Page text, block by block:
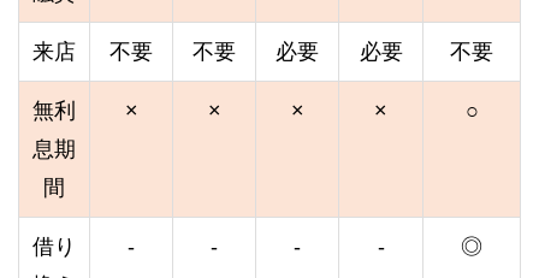
来店 不要 不要 必要 必要 不要
無利
息期
間
× × × × ○
借り
- - - - ◎